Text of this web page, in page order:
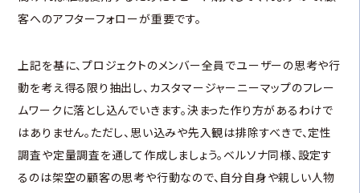
客へのアフターフォローが重要です。
上記を基に、プロジェクトのメンバー全員でユーザーの思考や行
動を考え得る限り抽出し、カスタマージャーニーマップのフレー
ムワークに落とし込んでいきます。決まった作り方があるわけで
はありません。ただし、思い込みや先入観は排除すべきで、定性
調査や定量調査を通して作成しましょう。ベルソナ同様、設定す
るのは架空の顧客の思考や行動なので、自分自身や親しい人物